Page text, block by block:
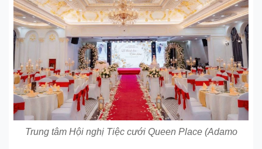
Trung tâm Hội nghị Tiệc cưới Queen Place (Adamo